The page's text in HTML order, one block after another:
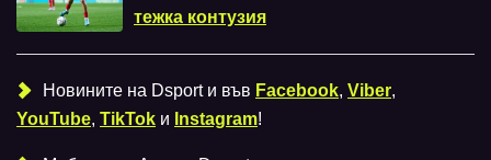
тежка контузия
Новините на Dsport и във Facebook, Viber,
YouTube, TikTok и Instagram!